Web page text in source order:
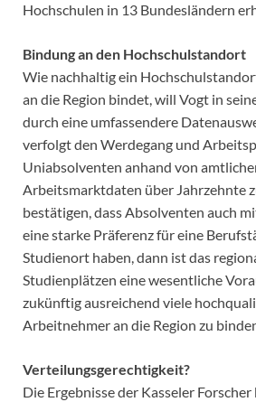
Hochschulen in 13 Bundesländern
Bindung an den Hochschulstandort
Wie nachhaltig ein
an die Region bindet, will Vogt in
durch eine umfassendere
verfolgt den Werdegang und
Uniabsolventen anhand von
Arbeitsmarktdaten über Jahrzehnte
bestätigen, dass Absolventen auch
eine starke Präferenz für eine
Studienort haben, dann ist das
Studienplätzen eine wesentliche
zukünftig ausreichend viele
Arbeitnehmer an die Region zu
Verteilungsgerechtigkeit?
Die Ergebnisse der Kasseler